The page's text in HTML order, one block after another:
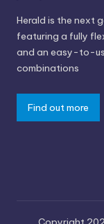
Herald is the next
featuring a fully
and an easy-to-
combinations
Find out more